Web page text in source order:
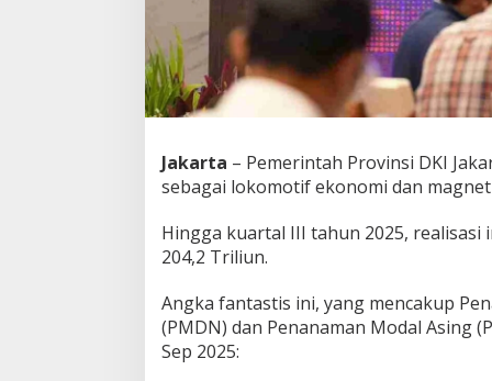
1
3
1
2
T
,
a
e
t
U
Jakarta – Pemerintah Provinsi DKI
sebagai lokomotif ekonomi dan
Hingga kuartal III tahun 2025, realisasi
204,2 Triliun.
Angka fantastis ini, yang mencakup
(PMDN) dan Penanaman Modal Asing
Sep 2025: